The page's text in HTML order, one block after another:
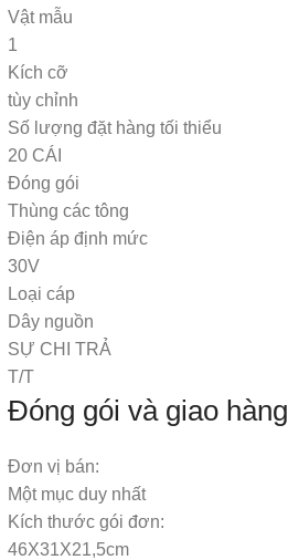
Vật mẫu
1
Kích cỡ
tùy chỉnh
Số lượng đặt hàng tối thiểu
20 CÁI
Đóng gói
Thùng các tông
Điện áp định mức
30V
Loại cáp
Dây nguồn
SỰ CHI TRẢ
T/T
Đóng gói và giao hàng
Đơn vị bán:
Một mục duy nhất
Kích thước gói đơn:
46X31X21,5cm